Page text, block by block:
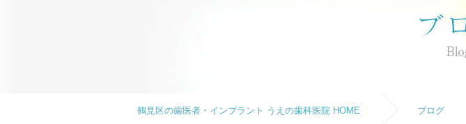
鶴見区の歯医者・インプラント うえの歯科医院 HOME ブログ